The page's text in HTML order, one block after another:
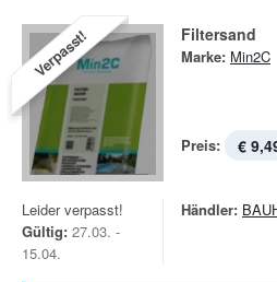
Verpasst! Filtersand
Marke: Min2C
Preis: €
Leider verpasst!
Gültig: 27.03. -
15.04.
Händler: